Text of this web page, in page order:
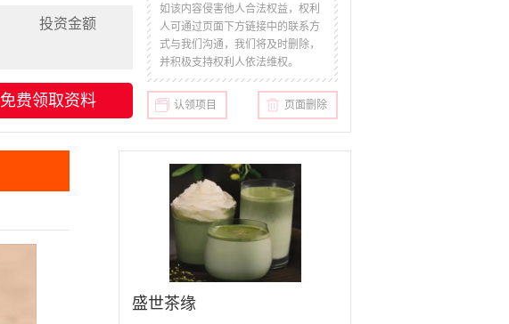
投资金额
免费领取资料
如该内容侵害他人合法权益，权利
人可通过页面下方链接中的联系方
式与我们沟通，我们将及时删除，
并积极支持权利人依法维权。
认领项目 页面删除
盛世茶缘